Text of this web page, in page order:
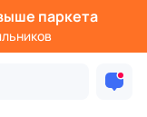
паркета